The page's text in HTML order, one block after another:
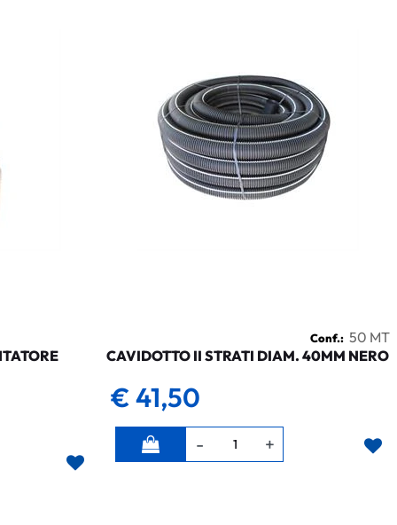
Conf.: 50 MT
CAVIDOTTO II STRATI DIAM. 40MM NERO
€ 41,50
Quantità